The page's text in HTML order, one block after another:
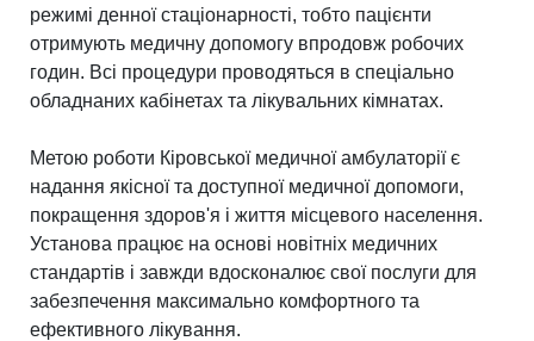
режимі денної стаціонарності, тобто пацієнти
отримують медичну допомогу впродовж робочих
годин. Всі процедури проводяться в спеціально
обладнаних кабінетах та лікувальних кімнатах.
Метою роботи Кіровської медичної амбулаторії є
надання якісної та доступної медичної допомоги,
покращення здоров'я і життя місцевого населення.
Установа працює на основі новітніх медичних
стандартів і завжди вдосконалює свої послуги для
забезпечення максимально комфортного та
ефективного лікування.